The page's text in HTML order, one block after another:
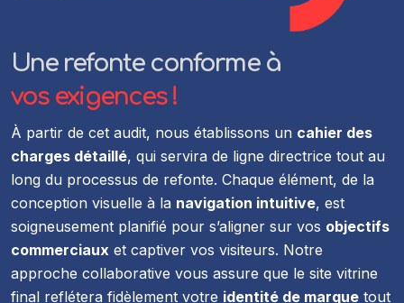
Une refonte conforme à
vos exigences !
À partir de cet audit, nous établissons un cahier des
charges détaillé, qui servira de ligne directrice tout au
long du processus de refonte. Chaque élément, de la
conception visuelle à la navigation intuitive, est
soigneusement planifié pour s’aligner sur vos objectifs
commerciaux et captiver vos visiteurs. Notre
approche collaborative vous assure que le site vitrine
final reflétera fidèlement votre identité de marque tout